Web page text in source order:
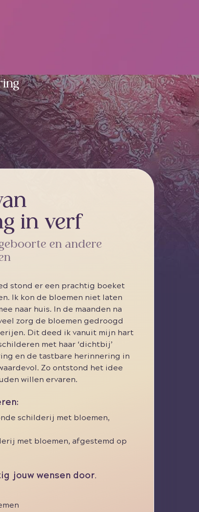
en andere
in verf
schilderij met bloemen,
met bloemen, afgestemd op
stond er een prachtig boeket
Ik kon de bloemen niet laten
naar huis. In de maanden na
zorg de bloemen gedroogd
Dit deed ik vanuit mijn hart
met haar ‘dichtbij’
en de tastbare herinnering in
Zo ontstond het idee
willen ervaren.
jouw wensen door.